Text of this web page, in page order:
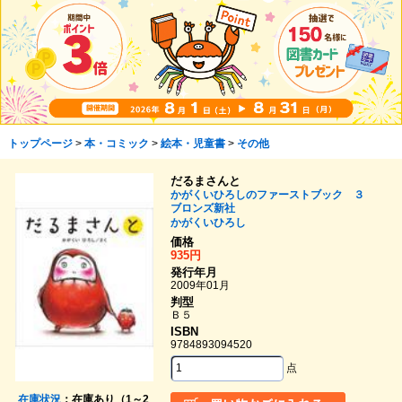
トップページ> 本・コミック > 絵本・児童書> その他
在庫状況：在庫あり（1～2
だるまさんと
かがくいひろしのファーストブック ３
ブロンズ新社
かがくいひろし
価格
935円
発行年月
2009年01月
判型
Ｂ５
ISBN
9784893094520
点